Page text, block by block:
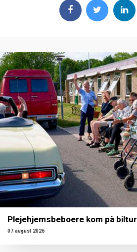
Plejehjemsbeboere kom på biltur
07 august 2026